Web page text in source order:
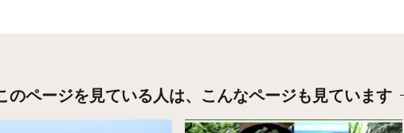
のページを見ている人は、 こんなページも見ています
詳細はこちら